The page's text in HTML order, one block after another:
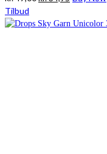
pris
pris
Tilbud